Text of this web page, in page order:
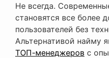
Не всегда.
становятся все более
пользователей без
Альтернативой найму
ТОП-менеджеров с